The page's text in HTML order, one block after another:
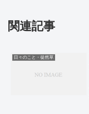
関連記事
日々のこと・徒然草